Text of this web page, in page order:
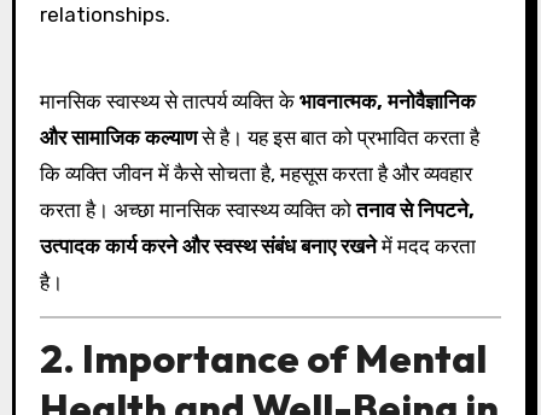
relationships.
मानसिक स्वास्थ्य से तात्पर्य व्यक्ति के भावनात्मक, मनोवैज्ञानिक
और सामाजिक कल्याणसे है। यह इस बात को प्रभावित करता है
कि व्यक्ति जीवन में कैसे सोचता है, महसूस करता है और व्यवहार
करता है। अच्छा मानसिक स्वास्थ्य व्यक्ति कोतनाव से निपटने,
उत्पादक कार्य करने और स्वस्थ संबंध बनाए रखनेमें मदद करता
है।
2. Importance of Mental